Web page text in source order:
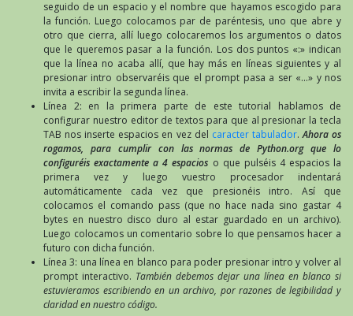
seguido de un espacio y el nombre que hayamos escogido para
la función. Luego colocamos par de paréntesis, uno que abre y
otro que cierra, allí luego colocaremos los argumentos o datos
que le queremos pasar a la función. Los dos puntos «:» indican
que la línea no acaba allí, que hay más en líneas siguientes y al
presionar intro observaréis que el prompt pasa a ser «…» y nos
invita a escribir la segunda línea.
Línea 2: en la primera parte de este tutorial hablamos de
configurar nuestro editor de textos para que al presionar la tecla
TAB nos inserte espacios en vez del caracter tabulador.Ahora os
rogamos, para cumplir con las normas de Python.org que lo
configuréis exactamente a 4 espacios o que pulséis 4 espacios la
primera vez y luego vuestro procesador indentará
automáticamente cada vez que presionéis intro. Así que
colocamos el comando pass (que no hace nada sino gastar 4
bytes en nuestro disco duro al estar guardado en un archivo).
Luego colocamos un comentario sobre lo que pensamos hacer a
futuro con dicha función.
Línea 3: una línea en blanco para poder presionar intro y volver al
prompt interactivo. También debemos dejar una línea en blanco si
estuvieramos escribiendo en un archivo, por razones de legibilidad y
claridad en nuestro código.